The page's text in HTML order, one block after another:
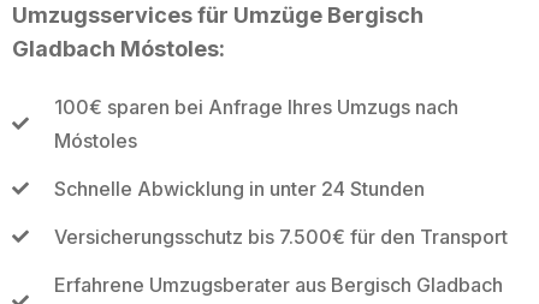
Umzugsservices für Umzüge Bergisch
Gladbach Móstoles:
100€ sparen bei Anfrage Ihres Umzugs nach
Móstoles
Schnelle Abwicklung in unter 24 Stunden
Versicherungsschutz bis 7.500€ für den Transport
Erfahrene Umzugsberater aus Bergisch Gladbach